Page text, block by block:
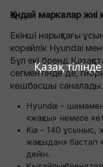
Қазақ
Қандай маркалар жиі
Екінші нарықтағы
корейлік Hyundai
Бұл екі бренд
сегментінде де,
көшбасшы саналады.
Hyundai –
«жақсы» немесе
Kia – 140 ұсыныс,
жақсыдан» бастап
дейін.